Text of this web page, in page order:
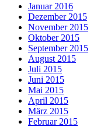
Januar 2016
Dezember 2015
November 2015
Oktober 2015
September 2015
August 2015
Juli 2015
Juni 2015
Mai 2015
April 2015
März 2015
Februar 2015